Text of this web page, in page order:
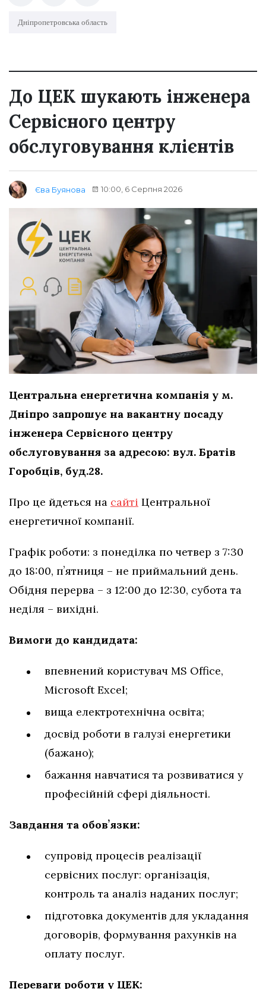
Дніпропетровська область
До ЦЕК шукають інженера
Сервісного центру
обслуговування клієнтів
Єва Буянова 10:00, 6 Серпня 2026
Центральна енергетична компанія у м.
Дніпро запрошує на вакантну посаду
інженера Сервісного центру
обслуговування за адресою: вул. Братів
Горобців, буд.28.
Про це йдеться на сайті Центральної
енергетичної компанії.
Графік роботи: з понеділка по четвер з 7:30
до 18:00, пʼятниця – не приймальний день.
Обідня перерва – з 12:00 до 12:30, субота та
неділя – вихідні.
Вимоги до кандидата:
впевнений користувач MS Office,
Microsoft Excel;
вища електротехнічна освіта;
досвід роботи в галузі енергетики
(бажано);
бажання навчатися та розвиватися у
професійній сфері діяльності.
Завдання та обовʼязки:
супровід процесів реалізації
сервісних послуг: організація,
контроль та аналіз наданих послуг;
підготовка документів для укладання
договорів, формування рахунків на
оплату послуг.
Переваги роботи у ЦЕК: